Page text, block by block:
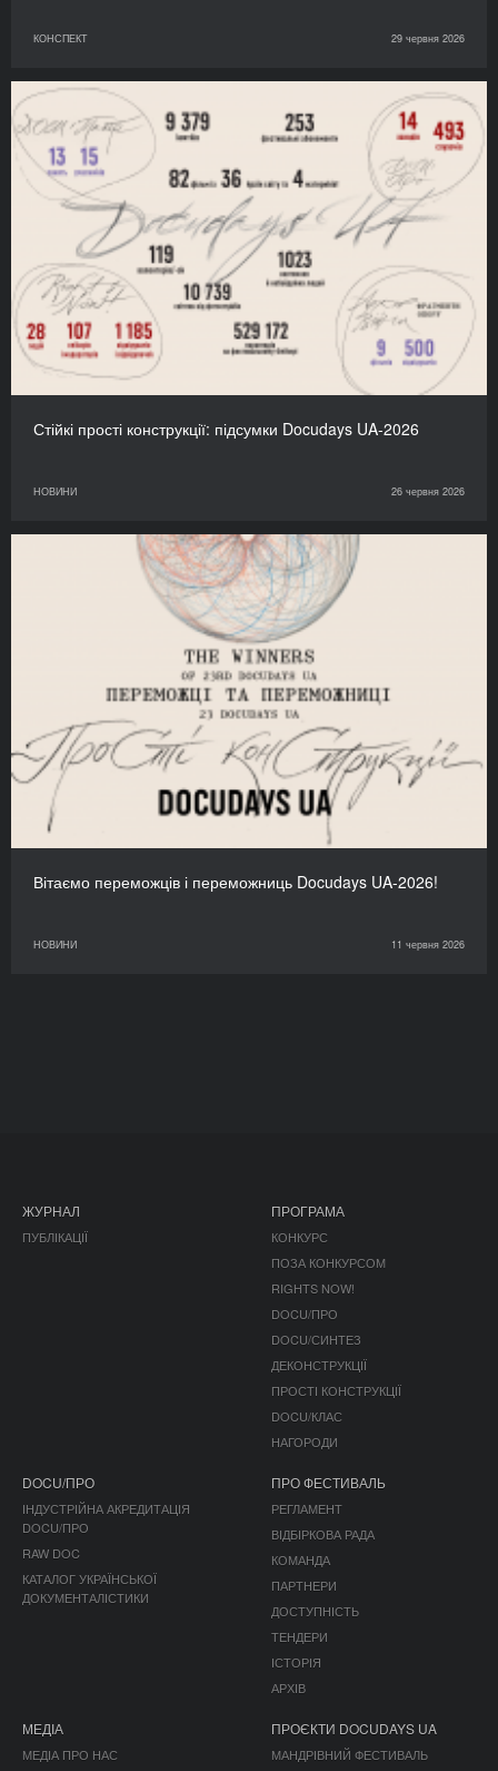
КОНСПЕКТ 29 червня 2026
Стійкі прості конструкції: підсумки Docudays UA-2026
НОВИНИ 26 червня 2026
Вітаємо переможців і переможниць Docudays UA-2026!
НОВИНИ 11 червня 2026
ЖУРНАЛ
ПУБЛІКАЦІЇ
ПРОГРАМА
КОНКУРС
ПОЗА КОНКУРСОМ
RIGHTS NOW!
DOCU/ПРО
DOCU/СИНТЕЗ
ДЕКОНСТРУКЦІЇ
ПРОСТІ КОНСТРУКЦІЇ
DOCU/КЛАС
НАГОРОДИ
DOCU/ПРО
ІНДУСТРІЙНА АКРЕДИТАЦІЯ
DOCU/ПРО
RAW DOC
КАТАЛОГ УКРАЇНСЬКОЇ
ДОКУМЕНТАЛІСТИКИ
ПРО ФЕСТИВАЛЬ
РЕГЛАМЕНТ
ВІДБІРКОВА РАДА
КОМАНДА
ПАРТНЕРИ
ДОСТУПНІСТЬ
ТЕНДЕРИ
ІСТОРІЯ
АРХІВ
МЕДІА
МЕДІА ПРО НАС
ПРОЄКТИ DOCUDAYS UA
МАНДРІВНИЙ ФЕСТИВАЛЬ